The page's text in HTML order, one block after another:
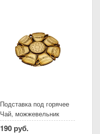
Подставка под горячее
Чай, можжевельник
190 руб.